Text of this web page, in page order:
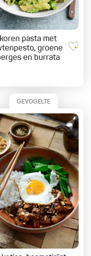
pasta met
groene
en burrata
GEVOGELTE